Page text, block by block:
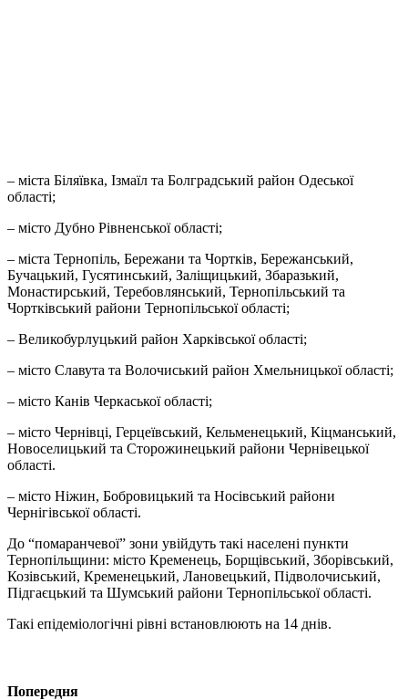
– міста Біляївка, Ізмаїл та Болградський район Одеської
області;
– місто Дубно Рівненської області;
– міста Тернопіль, Бережани та Чортків, Бережанський,
Бучацький, Гусятинський, Заліщицький, Збаразький,
Монастирський, Теребовлянський, Тернопільський та
Чортківський райони Тернопільської області;
– Великобурлуцький район Харківської області;
– місто Славута та Волочиський район Хмельницької області;
– місто Канів Черкаської області;
– місто Чернівці, Герцеївський, Кельменецький, Кіцманський,
Новоселицький та Сторожинецький райони Чернівецької
області.
– місто Ніжин, Бобровицький та Носівський райони
Чернігівської області.
До “помаранчевої” зони увійдуть такі населені пункти
Тернопільщини: місто Кременець, Борщівський, Зборівський,
Козівський, Кременецький, Лановецький, Підволочиський,
Підгаєцький та Шумський райони Тернопільської області.
Такі епідеміологічні рівні встановлюють на 14 днів.
Попередня